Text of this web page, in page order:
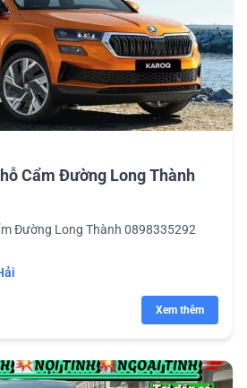
Cẩm Đường Long Thành
Đường Long Thành 0898335292
Xem thêm